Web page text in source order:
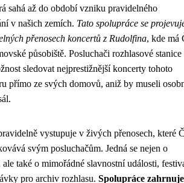
sahá až do období vzniku pravidelného
v našich zemích. Tato spolupráce se
přenosech koncertů z Rudolfina, kde má
působiště. Posluchači rozhlasové stanice
sledovat nejprestižnější koncerty tohoto
přímo ze svých domovů, aniž by museli
vystupuje v živých přenosech, které
svým posluchačům. Jedná se nejen o
také o mimořádné slavnostní události,
pro archiv rozhlasu. Spolupráce